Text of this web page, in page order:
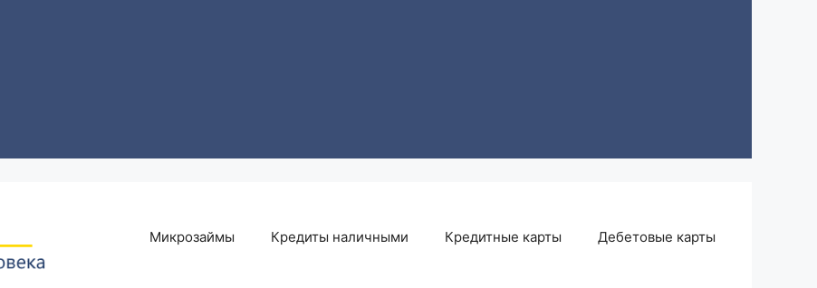
Микрозаймы Кредиты наличными Кредитные карты Дебетовые карты